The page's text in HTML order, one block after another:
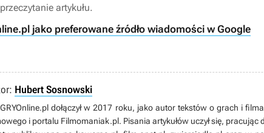
artykułu.
jako preferowane źródło wiadomości w Google
Hubert Sosnowski
dołączył w 2017 roku, jako autor tekstów o grach i
i portalu Filmomaniak.pl. Pisania artykułów uczył się, pracując